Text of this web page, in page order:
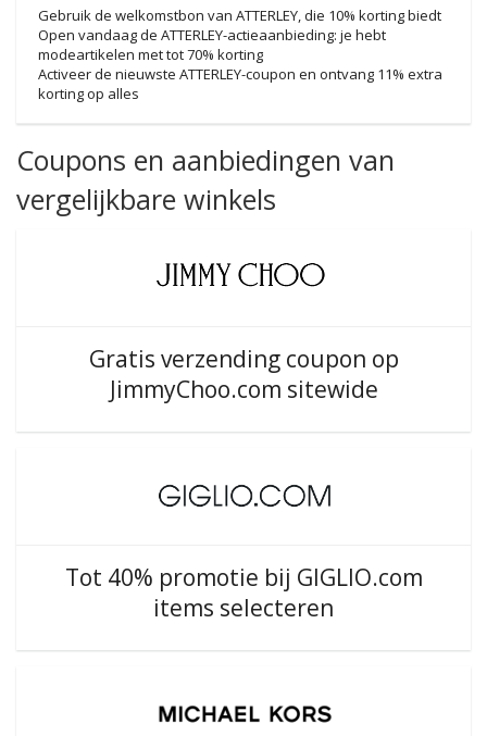
Gebruik de welkomstbon van ATTERLEY, die 10% korting biedt
Open vandaag de ATTERLEY-actieaanbieding: je hebt
modeartikelen met tot 70% korting
Activeer de nieuwste ATTERLEY-coupon en ontvang 11% extra
korting op alles
Coupons en aanbiedingen van
vergelijkbare winkels
Gratis verzending coupon op
JimmyChoo.com sitewide
Tot 40% promotie bij GIGLIO.com
items selecteren